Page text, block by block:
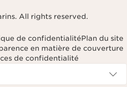
All rights reserved.
de confidentialitéPlan du site
en matière de couverture
de confidentialité